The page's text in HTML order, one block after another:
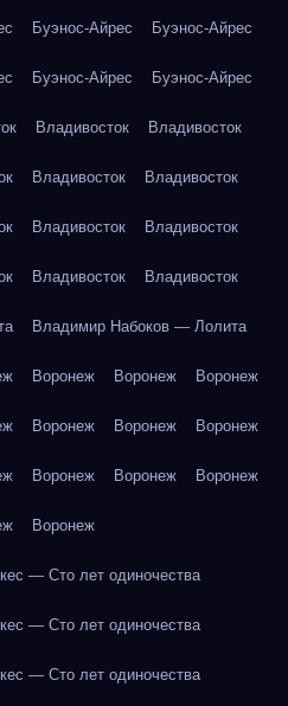
Буэнос-Айрес Буэнос-Айрес
Буэнос-Айрес Буэнос-Айрес
Владивосток Владивосток
Владивосток Владивосток
Владивосток Владивосток
Владивосток Владивосток
Владимир Набоков — Лолита
Воронеж Воронеж Воронеж
Воронеж Воронеж Воронеж
Воронеж Воронеж Воронеж
Воронеж
— Сто лет одиночества
— Сто лет одиночества
— Сто лет одиночества